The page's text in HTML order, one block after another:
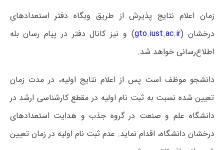
زمان اعلام نتایج پذیرش از طریق وبگاه دفتر استعدادهای
درخشان (gto.iust.ac.ir) و نیز کانال دفتر در پیام رسان بله
اطلاع‌رسانی خواهد شد.
دانشجو موظف است پس از اعلام نتایج اولیه، در مدت زمان
تعیین شده نسبت به ثبت نام اولیه در مقطع کارشناسی ارشد در
دانشگاه علم و صنعت در گروه جذب و هدایت استعدادهای
درخشان دانشگاه، اقدام نماید. عدم ثبت نام اولیه در زمان تعیین